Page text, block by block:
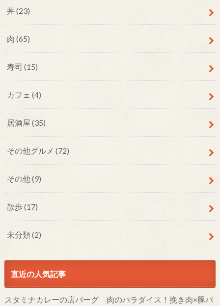
丼(23)
肉 (65)
寿司 (15)
カフェ (4)
居酒屋 (35)
その他グルメ (72)
その他(9)
散歩(17)
未分類(2)
直近の人気記事
スタミナカレーの店バーグ 肉のパラダイス！挽き肉×豚バ